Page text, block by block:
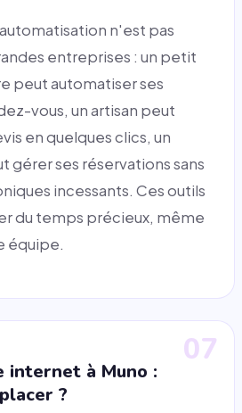
n'est pas
entreprises : un petit
peut automatiser ses
vous, un artisan peut
en quelques clics, un
gérer ses réservations sans
incessants. Ces outils
du temps précieux, même
équipe.
07
internet à Muno :
?